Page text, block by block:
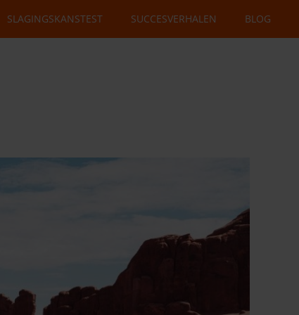
SLAGINGSKANSTEST SUCCESVERHALEN BLOG